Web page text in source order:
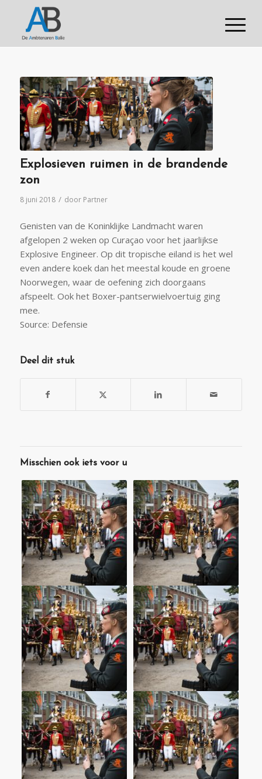
Explosieven ruimen in de brandende
zon
8 juni 2018 / door Partner
Genisten van de Koninklijke Landmacht waren
afgelopen 2 weken op Curaçao voor het jaarlijkse
Explosive Engineer. Op dit tropische eiland is het wel
even andere koek dan het meestal koude en groene
Noorwegen, waar de oefening zich doorgaans
afspeelt. Ook het Boxer-pantserwielvoertuig ging
mee.
Source: Defensie
Deel dit stuk
Misschien ook iets voor u